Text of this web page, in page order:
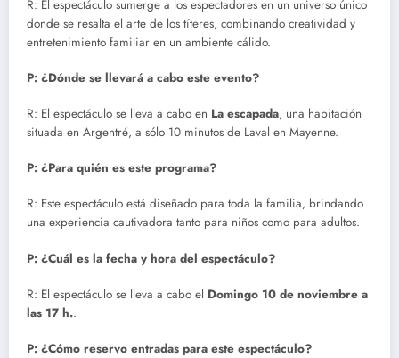
R: El espectáculo sumerge a los espectadores en un universo único
donde se resalta el arte de los títeres, combinando creatividad y
entretenimiento familiar en un ambiente cálido.
P: ¿Dónde se llevará a cabo este evento?
R: El espectáculo se lleva a cabo en La escapada, una habitación
situada en Argentré, a sólo 10 minutos de Laval en Mayenne.
P: ¿Para quién es este programa?
R: Este espectáculo está diseñado para toda la familia, brindando
una experiencia cautivadora tanto para niños como para adultos.
P: ¿Cuál es la fecha y hora del espectáculo?
R: El espectáculo se lleva a cabo el Domingo 10 de noviembre a
las 17 h..
P: ¿Cómo reservo entradas para este espectáculo?